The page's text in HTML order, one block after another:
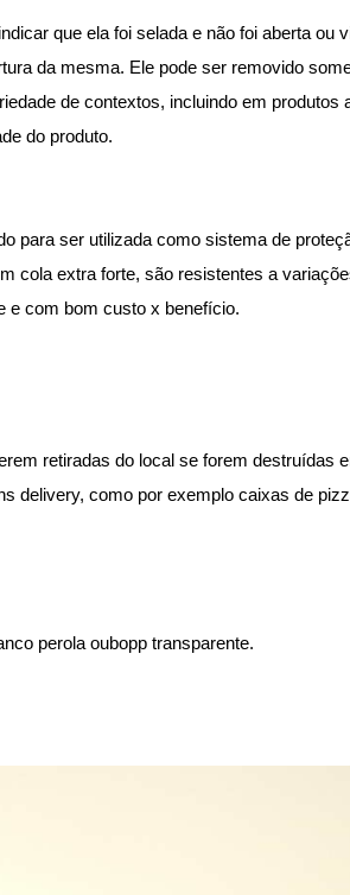
que ela foi selada e não foi aberta ou
da mesma. Ele pode ser removido
de contextos, incluindo em
do produto.
para ser utilizada como sistema de
cola extra forte, são resistentes a
e com bom custo x benefício.
retiradas do local se forem destruídas
delivery, como por exemplo caixas de
perola oubopp transparente.